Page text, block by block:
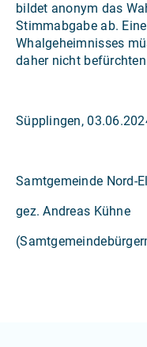
bildet anonym das
Stimmabgabe ab.
Whalgeheimnisses
daher nicht
Süpplingen,
Samtgemeinde Nord-
gez. Andreas Kühne